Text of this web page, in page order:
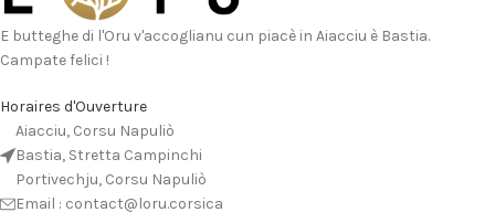
E butteghe di l'Oru v'accoglianu cun piacè in Aiacciu è Bastia.
Campate felici !
Horaires d'Ouverture
Aiacciu, Corsu Napuliò
Bastia, Stretta Campinchi
Portivechju, Corsu Napuliò
Email : contact@loru.corsica